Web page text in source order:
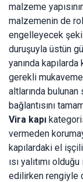
malzeme
malzemenin de
engelleyecek
duruşuyla üstün
yanında
gerekli
altlarında
bağlantısını
Vira kapı
vermeden
kapılardaki el
ısı yalıtımı
edilirken rengiyle